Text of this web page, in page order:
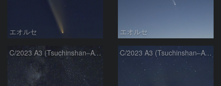
エオルセ エオルセ
C/2023 A3 (Tsuchinshan–ATLAS)と天の川 C/2023 A3 (Tsuchinshan–ATLAS)